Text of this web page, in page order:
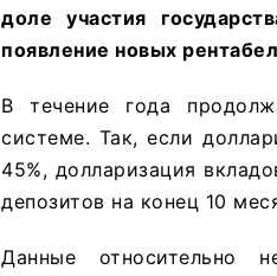
доле участия
появление новых
В течение года
системе. Так, если
45%, долларизация
депозитов на конец 10
Данные относительно